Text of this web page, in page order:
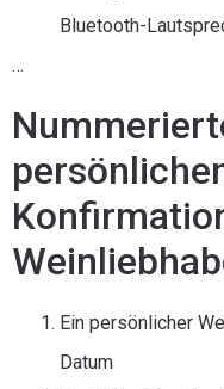
Bluetooth-
…
Ein persönlicher
Datum